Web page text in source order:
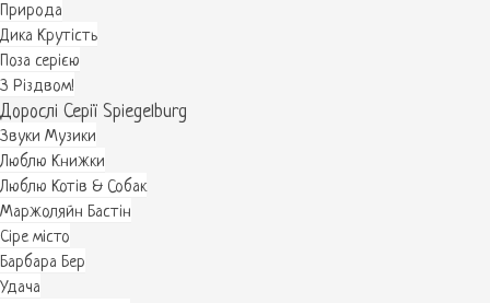
Природа
Дика Крутість
Поза серією
З Різдвом!
Дорослі Серії Spiegelburg
Звуки Музики
Люблю Книжки
Люблю Котів & Собак
Маржоляйн Бастін
Cіре місто
Барбара Бер
Удача